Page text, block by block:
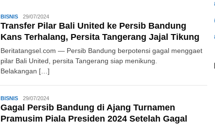
BISNIS Redaksi
29/07/2024
Transfer Pilar Bali United ke Persib Bandung
Kans Terhalang, Persita Tangerang Jajal Tikung
Beritatangsel.com — Persib Bandung berpotensi gagal menggaet
pilar Bali United, persita Tangerang siap menikung.
Belakangan […]
BISNIS Redaksi
29/07/2024
Gagal Persib Bandung di Ajang Turnamen
Pramusim Piala Presiden 2024 Setelah Gagal